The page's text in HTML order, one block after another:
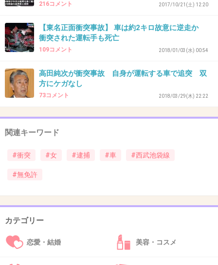
東北の飲酒運転の加害者もブレーキ踏むのが後
2秒遅かったら死んでたって言われてるよね。
も生命力も強いのかも知れない。
43. 匿名2018/10/26(金) 10:59:26
自己破産しても、チャラになるものと
ならないものがあるんだよね
やばい、うちのそばだ。いつも使ってる踏切。昨日は一日
216コメント 2017/10/21(土) 12:20
【東名正面衝突事故】 車は約2キロ故意に逆走か
衝突された運転手も死亡
109コメント 2018/01/03(水) 00:54
高田純次が衝突事故 自身が運転する車で追突 双
方にケガなし
73コメント 2018/03/29(木) 22:22
関連キーワード
#衝突 #女 #逮捕 #車 #西武池袋線
#無免許
カテゴリー
恋愛・結婚 美容・コスメ